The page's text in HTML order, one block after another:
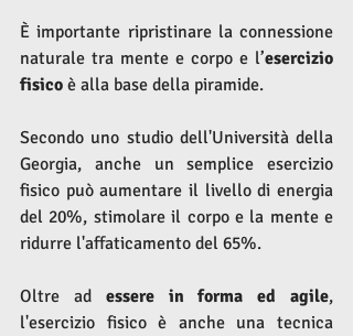
È importante ripristinare la connessione
naturale tra mente e corpo e l’esercizio
fisico è alla base della piramide.
Secondo uno studio dell'Università della
Georgia, anche un semplice esercizio
fisico può aumentare il livello di energia
del 20%, stimolare il corpo e la mente e
ridurre l'affaticamento del 65%.
Oltre ad essere in forma ed agile,
l'esercizio fisico è anche una tecnica